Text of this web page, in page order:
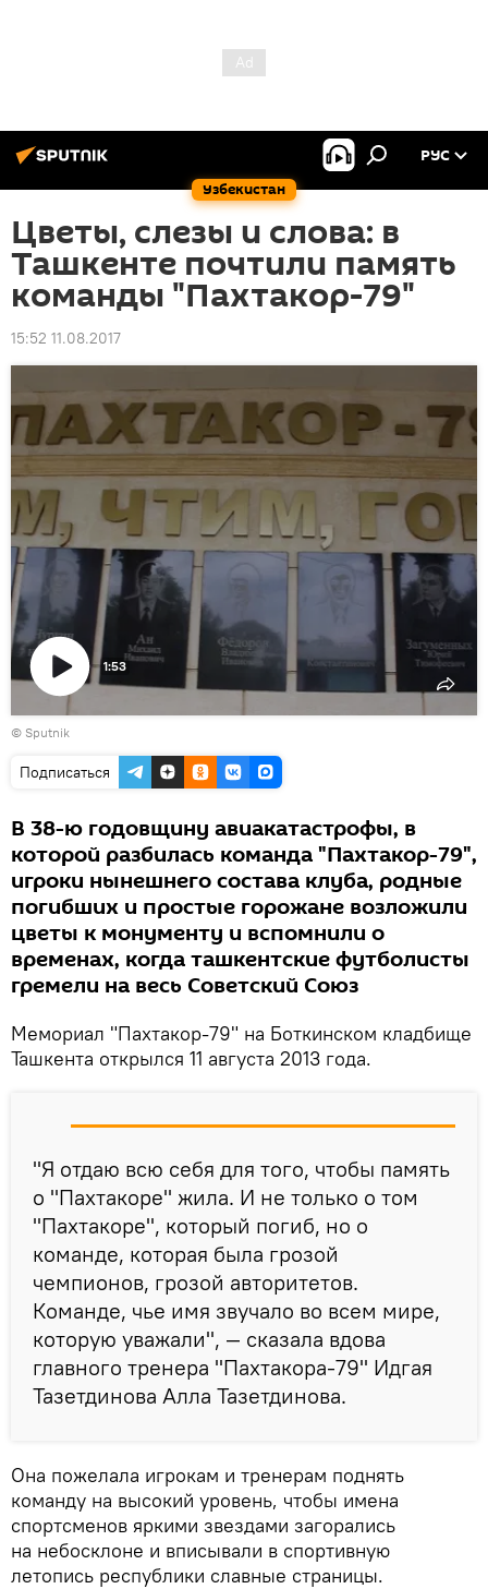
Узбекистан
РУС
Цветы, слезы и слова: в
Ташкенте почтили память
команды "Пахтакор-79"
15:52 11.08.2017
Воспроизвести
видео
1:53
© Sputnik
Подписаться
В 38-ю годовщину авиакатастрофы, в
которой разбилась команда "Пахтакор-79",
игроки нынешнего состава клуба, родные
погибших и простые горожане возложили
цветы к монументу и вспомнили о
временах, когда ташкентские футболисты
гремели на весь Советский Союз
Мемориал "Пахтакор-79" на Боткинском кладбище
Ташкента открылся 11 августа 2013 года.
"Я отдаю всю себя для того, чтобы память
о "Пахтакоре" жила. И не только о том
"Пахтакоре", который погиб, но о
команде, которая была грозой
чемпионов, грозой авторитетов.
Команде, чье имя звучало во всем мире,
которую уважали", — сказала вдова
главного тренера "Пахтакора-79" Идгая
Тазетдинова Алла Тазетдинова.
Она пожелала игрокам и тренерам поднять
команду на высокий уровень, чтобы имена
спортсменов яркими звездами загорались
на небосклоне и вписывали в спортивную
летопись республики славные страницы.